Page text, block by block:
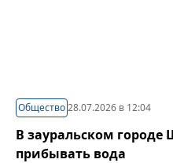
Общество28.07.2026 в 12:04
В зауральском
прибывать вода